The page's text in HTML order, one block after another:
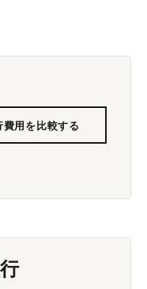
費用を比較する